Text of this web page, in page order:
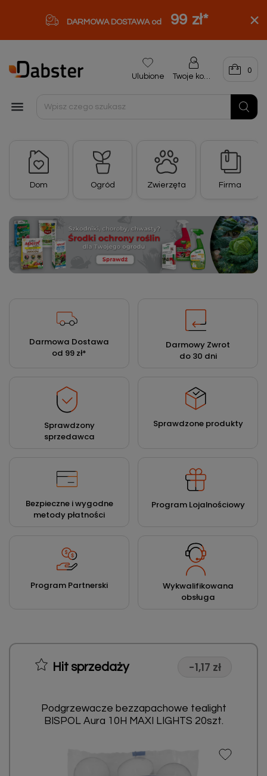
DARMOWA DOSTAWA od 99 zł*

Ulubione Twoje konto
0
Firma
Dom Ogród Zwierzęta
Darmowa Dostawa
od 99 zł*
Darmowy Zwrot
do 30 dni
Sprawdzony
sprzedawca
Sprawdzone produkty
Bezpieczne i wygodne
metody płatności
Program Lojalnościowy
Program Partnerski
Wykwalifikowana
obsługa
Hit sprzedaży -1,17 zł
Podgrzewacze bezzapachowe tealight
BISPOL Aura 10H MAXI LIGHTS 20szt.